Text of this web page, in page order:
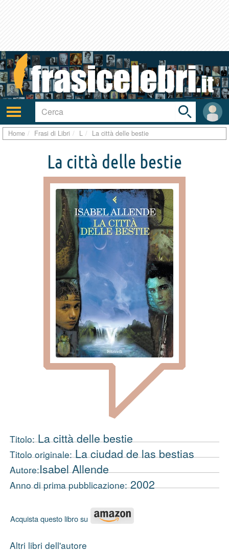
Attiva/disattiva
navigazione
User
area
Toggle
search
bar
Home Frasi di Libri L La città delle bestie
La città delle bestie
Titolo:La città delle bestie
Titolo originale:La ciudad de las bestias
Autore:Isabel Allende
Anno di prima pubblicazione:2002
Acquista questo libro su
Altri libri dell'autore